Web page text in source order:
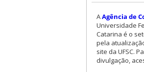
AAgência de
Universidade
Catarina é o
pela
site da UFSC.
divulgação,